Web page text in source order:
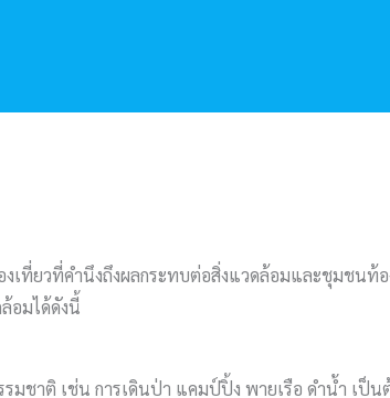
งเที่ยวที่คำนึงถึงผลกระทบต่อสิ่งแวดล้อมและชุมชน
อมได้ดังนี้
มชาติ เช่น การเดินป่า แคมป์ปิ้ง พายเรือ ดำน้ำ เ